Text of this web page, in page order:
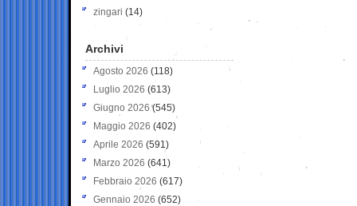
zingari (14)
Archivi
Agosto 2026 (118)
Luglio 2026 (613)
Giugno 2026 (545)
Maggio 2026 (402)
Aprile 2026 (591)
Marzo 2026 (641)
Febbraio 2026 (617)
Gennaio 2026 (652)